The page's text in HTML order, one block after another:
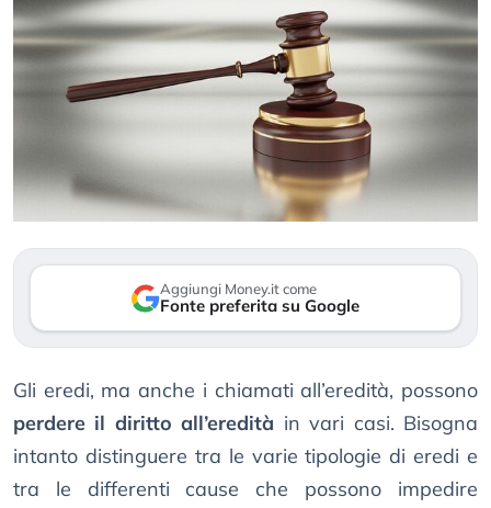
Aggiungi Money.it come
Fonte preferita su Google
Gli eredi, ma anche i chiamati all’eredità, possono
perdere il diritto all’eredità in vari casi. Bisogna
intanto distinguere tra le varie tipologie di eredi e
tra le differenti cause che possono impedire